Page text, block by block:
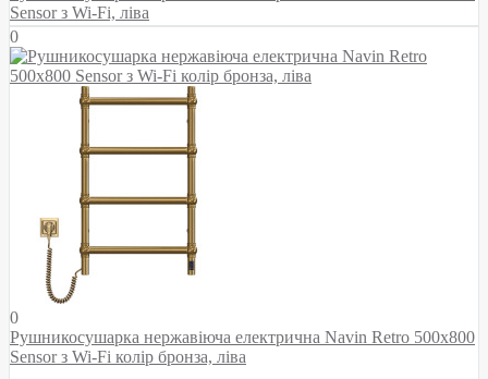
Sensor з Wi-Fi, ліва
0
0
Рушникосушарка нержавіюча електрична Navin Retro 500х800
Sensor з Wi-Fi колір бронза, ліва